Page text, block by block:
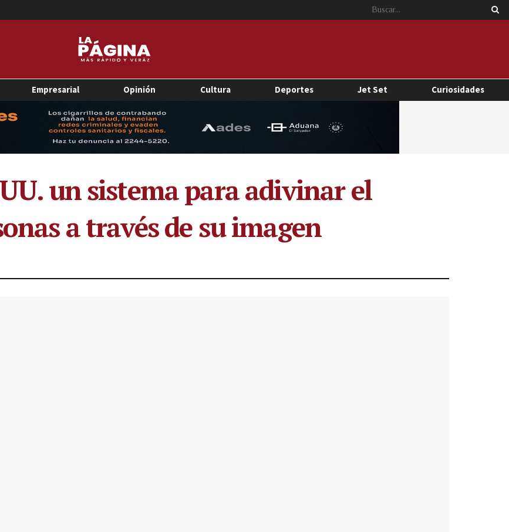
Empresarial Opinión Cultura Deportes Jet Set Curiosidades
un sistema para adivinar el
a través de su imagen